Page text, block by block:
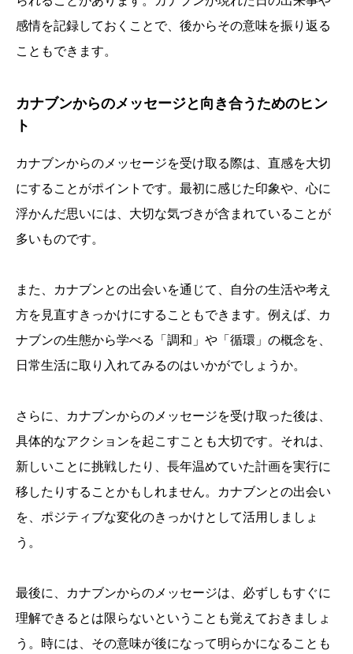
感情を記録しておくことで、後からその意味を振り返る
こともできます。
カナブンからのメッセージと向き合うためのヒン
ト
カナブンからのメッセージを受け取る際は、直感を大切
にすることがポイントです。最初に感じた印象や、心に
浮かんだ思いには、大切な気づきが含まれていることが
多いものです。
また、カナブンとの出会いを通じて、自分の生活や考え
方を見直すきっかけにすることもできます。例えば、カ
ナブンの生態から学べる「調和」や「循環」の概念を、
日常生活に取り入れてみるのはいかがでしょうか。
さらに、カナブンからのメッセージを受け取った後は、
具体的なアクションを起こすことも大切です。それは、
新しいことに挑戦したり、長年温めていた計画を実行に
移したりすることかもしれません。カナブンとの出会い
を、ポジティブな変化のきっかけとして活用しましょ
う。
最後に、カナブンからのメッセージは、必ずしもすぐに
理解できるとは限らないということも覚えておきましょ
う。時には、その意味が後になって明らかになることも